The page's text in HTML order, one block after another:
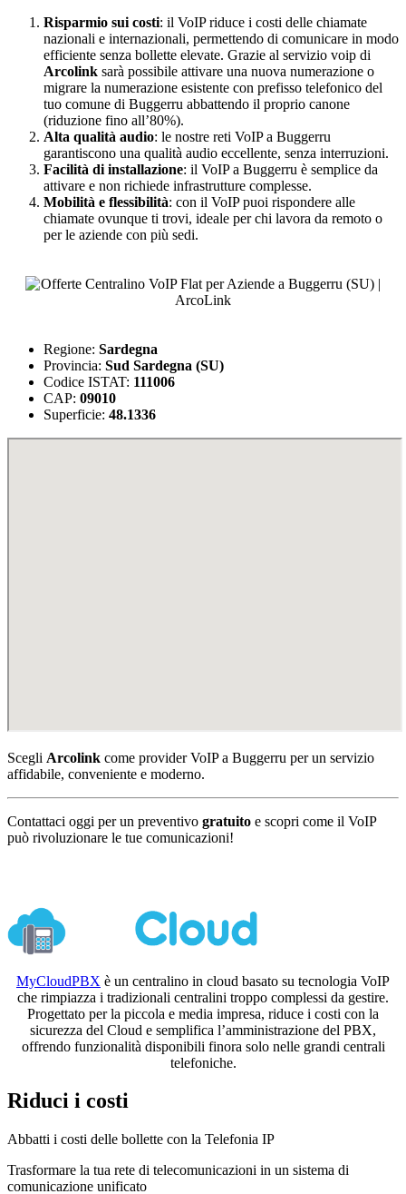
Risparmio sui costi: il VoIP riduce i costi delle chiamate
nazionali e internazionali, permettendo di comunicare in modo
efficiente senza bollette elevate. Grazie al servizio voip di
Arcolink sarà possibile attivare una nuova numerazione o
migrare la numerazione esistente con prefisso telefonico del
tuo comune di Buggerru abbattendo il proprio canone
(riduzione fino all’80%).
Alta qualità audio: le nostre reti VoIP a Buggerru
garantiscono una qualità audio eccellente, senza interruzioni.
Facilità di installazione: il VoIP a Buggerru è semplice da
attivare e non richiede infrastrutture complesse.
Mobilità e flessibilità: con il VoIP puoi rispondere alle
chiamate ovunque ti trovi, ideale per chi lavora da remoto o
per le aziende con più sedi.
Regione: Sardegna
Provincia: Sud Sardegna (SU)
Codice ISTAT: 111006
CAP: 09010
Superficie: 48.1336
Scegli Arcolink come provider VoIP a Buggerru per un servizio
affidabile, conveniente e moderno.
Contattaci oggi per un preventivo gratuito e scopri come il VoIP
può rivoluzionare le tue comunicazioni!
MyCloudPBX è un centralino in cloud basato su tecnologia VoIP
che rimpiazza i tradizionali centralini troppo complessi da gestire.
Progettato per la piccola e media impresa, riduce i costi con la
sicurezza del Cloud e semplifica l’amministrazione del PBX,
offrendo funzionalità disponibili finora solo nelle grandi centrali
telefoniche.
Riduci i costi
Abbatti i costi delle bollette con la Telefonia IP
Trasformare la tua rete di telecomunicazioni in un sistema di
comunicazione unificato